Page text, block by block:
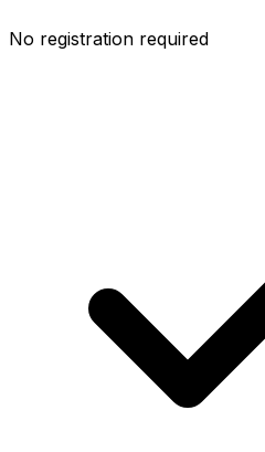
No registration required